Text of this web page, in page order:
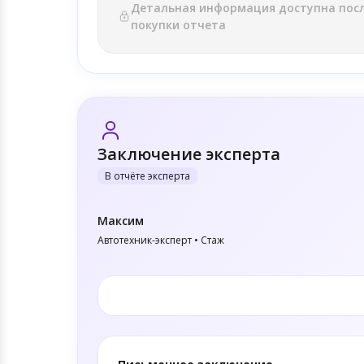
Детальная информация доступна
покупки отчета
Заключение эксперта
В отчёте эксперта
Максим
Автотехник-эксперт • Стаж